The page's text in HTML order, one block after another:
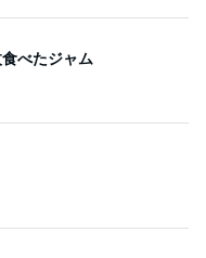
た楽しみ